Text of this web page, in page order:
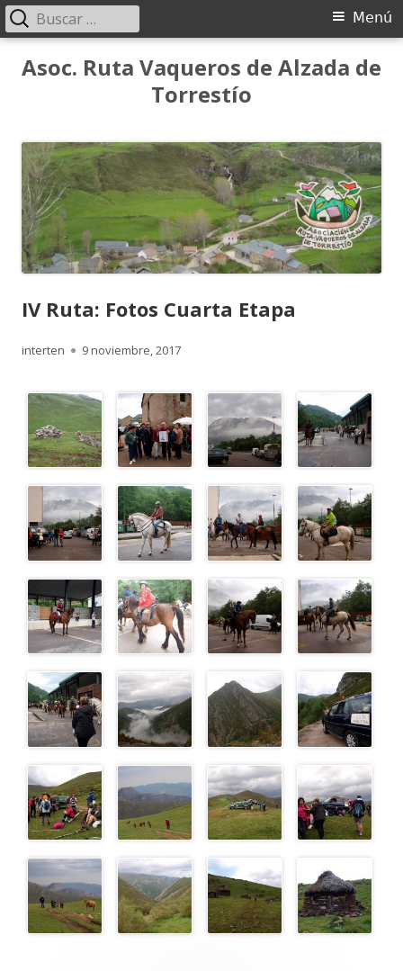
Asoc. Ruta Vaqueros de Alzada de
Torrestío
Menú
principal
Menú
Buscar:
IV Ruta: Fotos Cuarta Etapa
Autor
interten
Publicado
9 noviembre, 2017